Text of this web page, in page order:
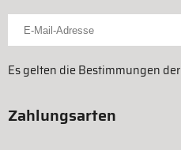
Für Newsletter anmelden
Es gelten die Bestimmungen der
Zahlungsarten